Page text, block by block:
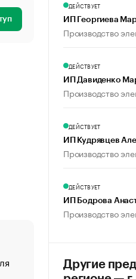
«От спорта тело
создавшей GTA
ДЕЙСТВУЕТ
ИП Георгиева
Производство
ДЕЙСТВУЕТ
ИП Давиденко
Производство
ДЕЙСТВУЕТ
ИП Кудрявцев
Производство
ДЕЙСТВУЕТ
ИП Бодрова
Производство
Другие